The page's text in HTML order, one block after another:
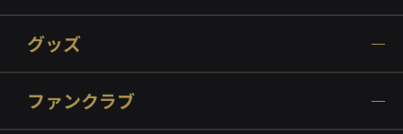
グッズ
ファンクラブ